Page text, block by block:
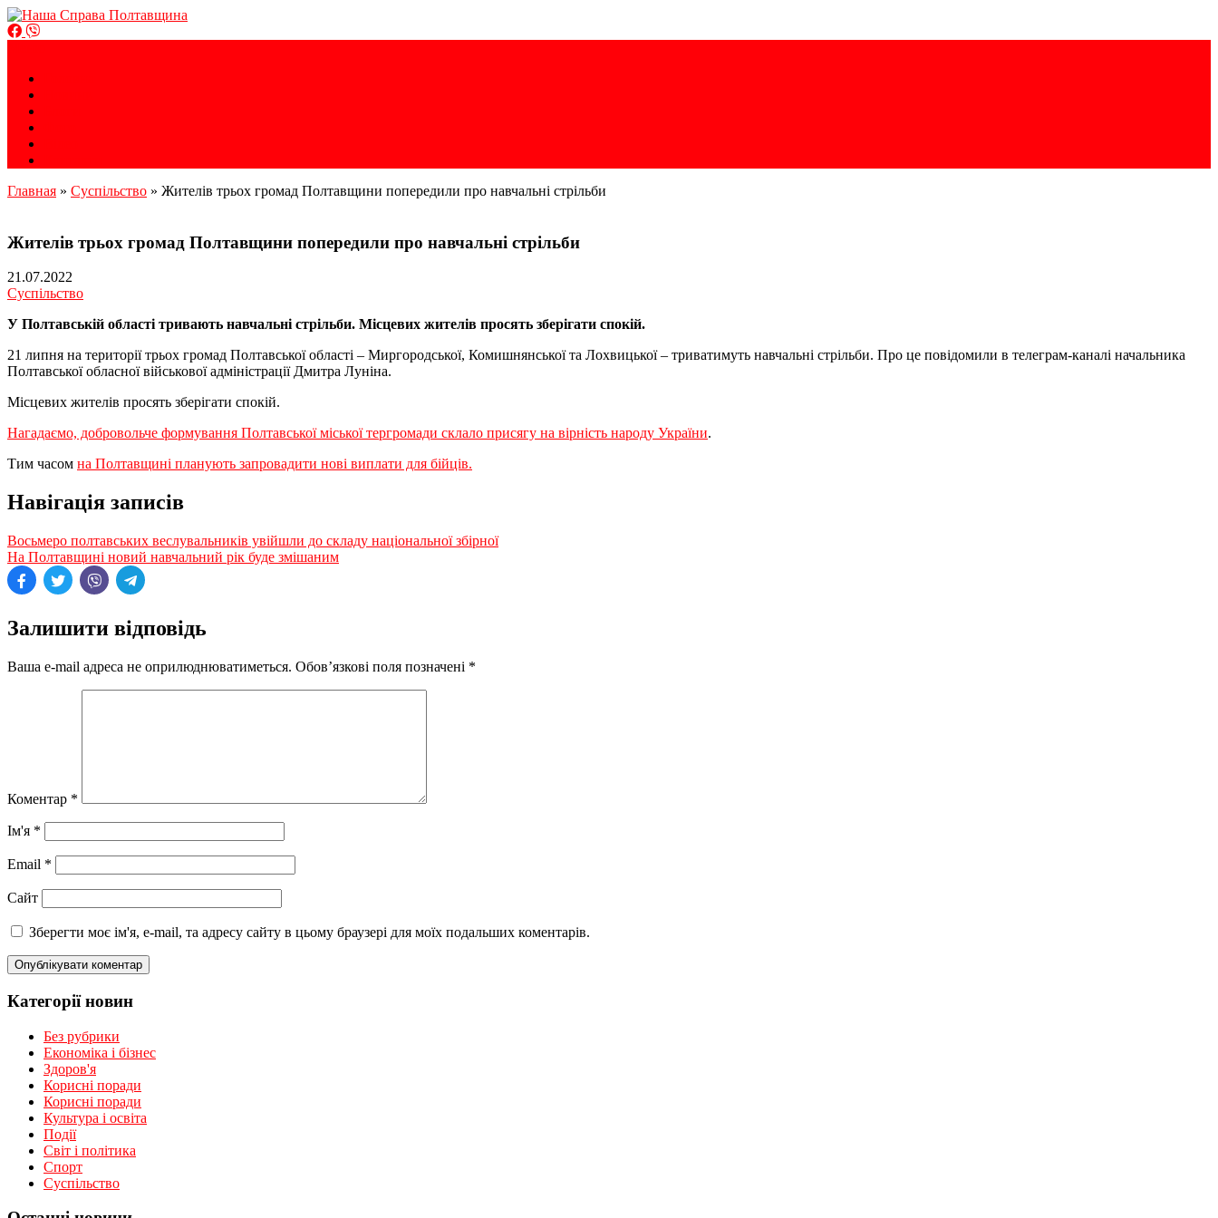
Главная » Суспільство » Жителів трьох громад Полтавщини попередили про навчальні стрільби
Жителів трьох громад Полтавщини попередили про навчальні стрільби
21.07.2022
Суспільство
У Полтавській області тривають навчальні стрільби. Місцевих жителів просять зберігати спокій.
21 липня на території трьох громад Полтавської області – Миргородської, Комишнянської та Лохвицької – триватимуть навчальні стрільби. Про це повідомили в телеграм-каналі начальника
Полтавської обласної військової адміністрації Дмитра Луніна.
Місцевих жителів просять зберігати спокій.
Нагадаємо, добровольче формування Полтавської міської тергромади склало присягу на вірність народу України.
Тим часом на Полтавщині планують запровадити нові виплати для бійців.
Навігація записів
Восьмеро полтавських веслувальників увійшли до складу національної збірної
На Полтавщині новий навчальний рік буде змішаним
Залишити відповідь
Ваша e-mail адреса не оприлюднюватиметься. Обов’язкові поля позначені *
Коментар *
Ім'я *
Email *
Сайт
Зберегти моє ім'я, e-mail, та адресу сайту в цьому браузері для моїх подальших коментарів.
Категорії новин
Без рубрики
Економіка і бізнес
Здоров'я
Корисні поради
Корисні поради
Культура і освіта
Події
Світ і політика
Спорт
Суспільство